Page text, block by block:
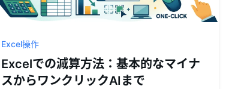
Excel操作
Excelでの減算方法：基本的なマイナ
スからワンクリックAIまで